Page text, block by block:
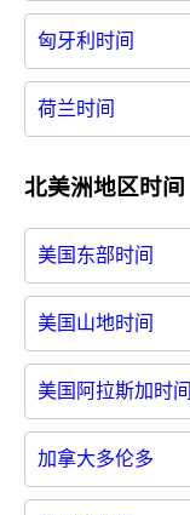
匈牙利时间
荷兰时间
北美洲地区时间
美国东部时间
美国山地时间
美国阿拉斯加时间
加拿大多伦多